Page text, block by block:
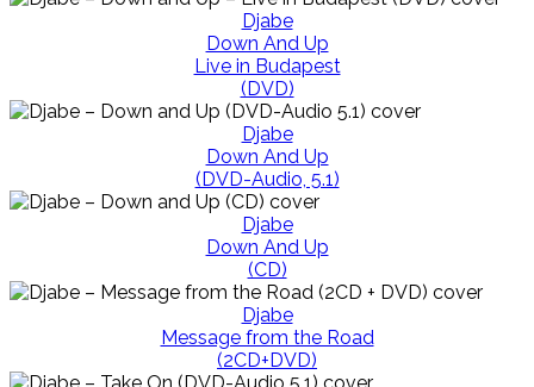
Djabe
Down And Up
Live in Budapest
(DVD)
Djabe
Down And Up
(DVD-Audio, 5.1)
Djabe
Down And Up
(CD)
Djabe
Message from the Road
(2CD+DVD)